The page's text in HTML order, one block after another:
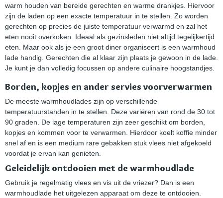
warm houden van bereide gerechten en warme drankjes. Hiervoor
zijn de laden op een exacte temperatuur in te stellen. Zo worden
gerechten op precies de juiste temperatuur verwarmd en zal het
eten nooit overkoken. Ideaal als gezinsleden niet altijd tegelijkertijd
eten. Maar ook als je een groot diner organiseert is een warmhoud
lade handig. Gerechten die al klaar zijn plaats je gewoon in de lade.
Je kunt je dan volledig focussen op andere culinaire hoogstandjes.
Borden, kopjes en ander servies voorverwarmen
De meeste warmhoudlades zijn op verschillende
temperatuurstanden in te stellen. Deze variëren van rond de 30 tot
90 graden. De lage temperaturen zijn zeer geschikt om borden,
kopjes en kommen voor te verwarmen. Hierdoor koelt koffie minder
snel af en is een medium rare gebakken stuk vlees niet afgekoeld
voordat je ervan kan genieten.
Geleidelijk ontdooien met de warmhoudlade
Gebruik je regelmatig vlees en vis uit de vriezer? Dan is een
warmhoudlade het uitgelezen apparaat om deze te ontdooien.